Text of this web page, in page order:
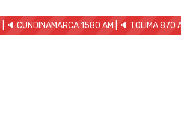
| 🔈 CUNDINAMARCA 1580 AM | 🔈 TOLIMA 870